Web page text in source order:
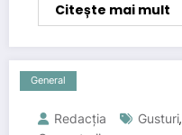
Citește mai mult
General
Redacția Gusturi,